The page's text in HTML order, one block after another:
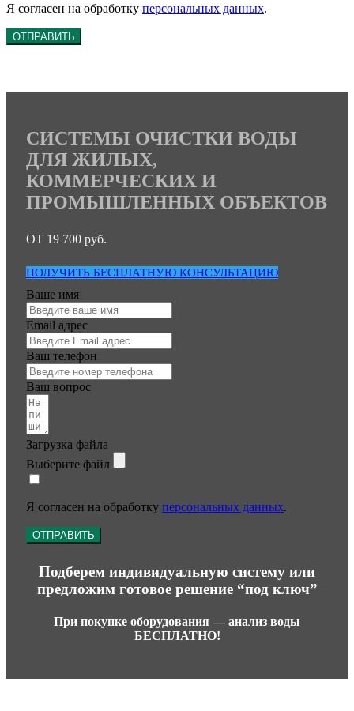
Я согласен на обработку персональных данных.
ОТПРАВИТЬ
СИСТЕМЫ ОЧИСТКИ ВОДЫ
ДЛЯ ЖИЛЫХ,
КОММЕРЧЕСКИХ И
ПРОМЫШЛЕННЫХ ОБЪЕКТОВ
ОТ 19 700 руб.
ПОЛУЧИТЬ БЕСПЛАТНУЮ КОНСУЛЬТАЦИЮ
Ваше имя
Email адрес
Ваш телефон
Ваш вопрос
Загрузка файла
Выберите файл
Я согласен на обработку персональных данных.
ОТПРАВИТЬ
Подберем индивидуальную систему или
предложим готовое решение “под ключ”
При покупке оборудования — анализ воды
БЕСПЛАТНО!